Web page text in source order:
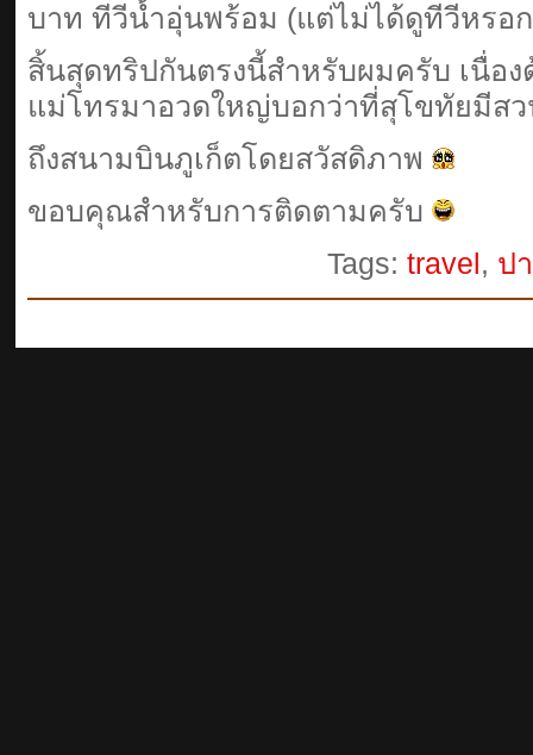
บาท ทีวีน้ำอุ่นพร้อม (แต่ไม่ได้ดูทีวีหรอ
สิ้นสุดทริปกันตรงนี้สำหรับผมครับ เนื่อ
แม่โทรมาอวดใหญ่บอกว่าที่สุโขทัยมีสว
ถึงสนามบินภูเก็ตโดยสวัสดิภาพ
ขอบคุณสำหรับการติดตามครับ
Tags: travel, ป